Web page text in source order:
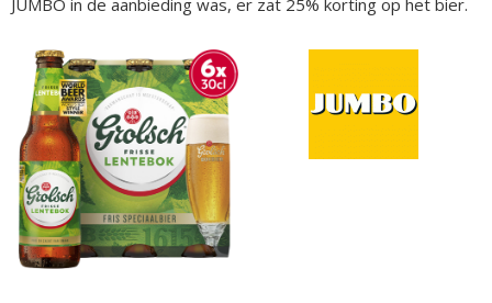
JUMBO in de aanbieding was, er zat 25% korting op het bier.